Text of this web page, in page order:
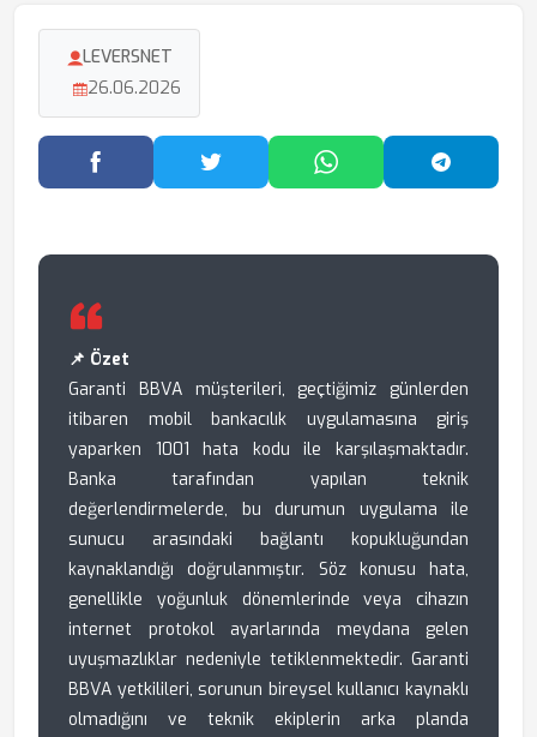
LEVERSNET
26.06.2026
Facebook'ta PaylaşTwitter'da PaylaşWhatsApp'ta Paylaş
📌 Özet
Garanti BBVA müşterileri, geçtiğimiz günlerden
itibaren mobil bankacılık uygulamasına giriş
yaparken 1001 hata kodu ile karşılaşmaktadır.
Banka tarafından yapılan teknik
değerlendirmelerde, bu durumun uygulama ile
sunucu arasındaki bağlantı kopukluğundan
kaynaklandığı doğrulanmıştır. Söz konusu hata,
genellikle yoğunluk dönemlerinde veya cihazın
internet protokol ayarlarında meydana gelen
uyuşmazlıklar nedeniyle tetiklenmektedir. Garanti
BBVA yetkilileri, sorunun bireysel kullanıcı kaynaklı
olmadığını ve teknik ekiplerin arka planda